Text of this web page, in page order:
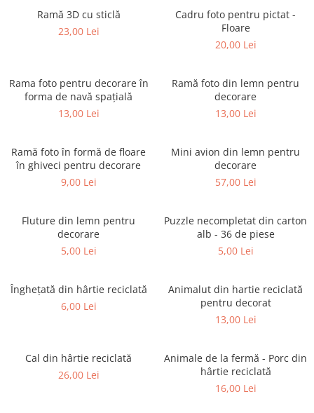
Puzzle-uri progresive
Instrumente si accesorii pentru
Lucru manual
Cusut si tricotaj
Suport pentru decor
Modelaj
Pictura pe numere
Seturi de creatie
Tablouri diamonds
pentru copii
Jocuri de societate pentru copii
Jocuri matematice
Jocuri pentru stimularea
senzoriala
Stimulare olfactiva si gustativa
Stimulare tactila
Ramă 3D cu sticlă
23,00 Lei
Cadru foto pentru pictat -
Floare
20,00 Lei
Rama foto pentru decorare în
forma de navă spațială
13,00 Lei
Ramă foto din lemn pentru
decorare
13,00 Lei
Ramă foto în formă de floare
în ghiveci pentru decorare
9,00 Lei
Mini avion din lemn pentru
decorare
57,00 Lei
Fluture din lemn pentru
decorare
5,00 Lei
Puzzle necompletat din carton
alb - 36 de piese
5,00 Lei
Înghețată din hârtie reciclată
6,00 Lei
Animalut din hartie reciclată
pentru decorat
13,00 Lei
Cal din hârtie reciclată
26,00 Lei
Animale de la fermă - Porc din
hârtie reciclată
16,00 Lei